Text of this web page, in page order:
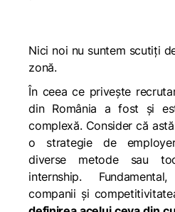
Nici noi nu suntem scutiți
zonă.
În ceea ce privește
din România a fost și
complexă. Consider că
o strategie de
diverse metode sau
internship.
companii și